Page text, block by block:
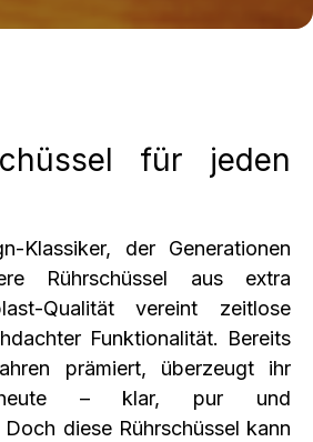
für jeden
der Generationen
Rührschüssel aus extra
vereint zeitlose
Funktionalität. Bereits
prämiert, überzeugt ihr
– klar, pur und
diese Rührschüssel kann